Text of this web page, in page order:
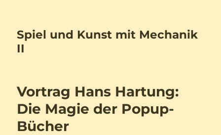
Spiel und Kunst mit Mechanik
II
Vortrag Hans Hartung:
Die Magie der Popup-
Bücher